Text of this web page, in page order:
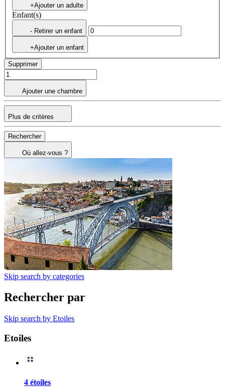
+Ajouter un adulte
Enfant(s)
- Retirer un enfant
+Ajouter un enfant
Supprimer
Ajouter une chambre
Plus de critères
Rechercher
Où allez-vous ?
Skip search by categories
Rechercher par
Skip search by Etoiles
Etoiles
4 étoiles